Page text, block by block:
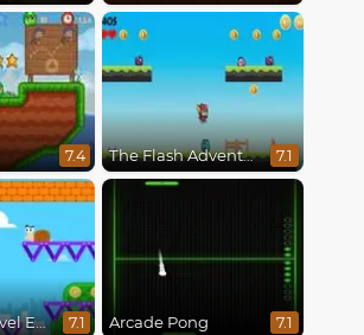
7.4 The Flash Adventures 7.1
Mr Maker Level Editor 7.1 Arcade Pong 7.1